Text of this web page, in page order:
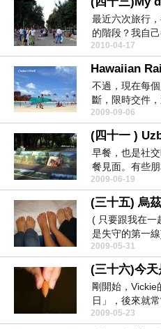
最近六次旅行
的階段？我自
咒！可我也曾思
2010-04-17
Hawaiian
不過，現在每
斷，限時交件
沒人性的傢伙...
2009-09-06
(四十一 )
早餐，也是社
餐見面。有些
不到幾句...
2009-06-19
(三十五) 烏
( 只要跟我在一
是失守的第一
2009-05-31
(三十六)今天
剛開始，Vickie
日」，後來就
...
2009-05-23